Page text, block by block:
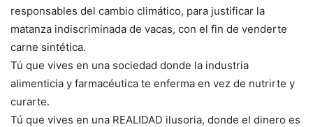
responsables del cambio climático, para justificar la
matanza indiscriminada de vacas, con el fin de venderte
carne sintética.
Tú que vives en una sociedad donde la industria
alimenticia y farmacéutica te enferma en vez de nutrirte y
curarte.
Tú que vives en una REALIDAD ilusoria, donde el dinero es